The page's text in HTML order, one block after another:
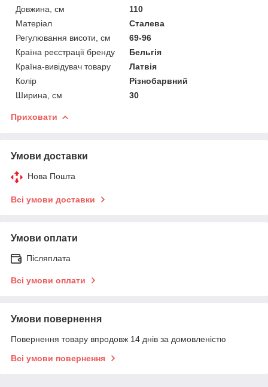
Довжина, см
110
Матеріал
Сталева
Регулювання висоти, см
69-96
Країна реєстрації бренду
Бельгія
Країна-вивідувач товару
Латвія
Колір
Різнобарвний
Ширина, см
30
Приховати
Умови доставки
Нова Пошта
Всі умови доставки
Умови оплати
Післяплата
Всі умови оплати
Умови повернення
Повернення товару впродовж 14 днів за домовленістю
Всі умови повернення